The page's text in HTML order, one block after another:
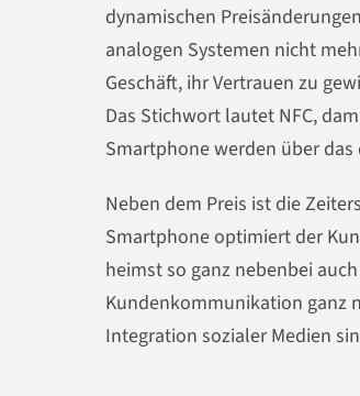
dynamischen
analogen Systemen nicht
Geschäft, ihr Vertrauen zu
Das Stichwort lautet NFC,
Smartphone werden über
Neben dem Preis ist die
Smartphone optimiert der
heimst so ganz nebenbei
Kundenkommunikation ganz
Integration sozialer Medien